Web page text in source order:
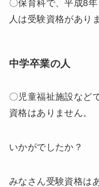
〇保育科で、平成8
人は受験資格があり
中学卒業の人
〇児童福祉施設など
資格はありません。
いかがでしたか？
みなさん受験資格は